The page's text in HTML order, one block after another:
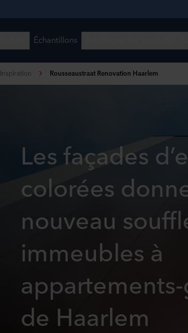
Inspiration Rousseaustraat Renovation Haarlem
Les façades
colorées
nouveau
immeubles à
de Haarlem